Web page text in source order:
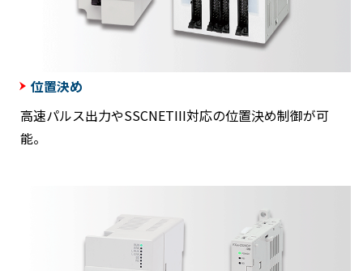
位置決め
高速パルス出力やSSCNETIII対応の位置決め制御が可
能。